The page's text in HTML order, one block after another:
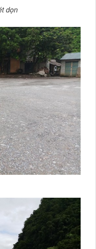
dọn